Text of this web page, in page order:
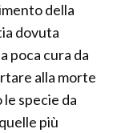
della
dovuta
poca cura da
alla morte
le specie da
più